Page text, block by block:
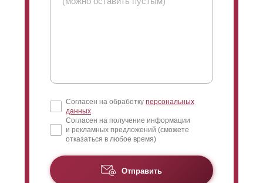
отрегулироватьпросматриваемость
забору, следует устанавливать
внахлест на
исключите обозрение верхнего этажа с улицы, даже
если прохожий наклонится достаточно низко
При длине секции более 1,5 метров с задней
стороны крепят усилители, чтобы
избежать
прогибания ламелей. Усилители крепят к
полкеламели
, которая обращена к изнаночной
Согласен на обработку персональных
данных
Согласен на получение информации
и рекламных предложений (сможете
отказаться в любое время)
Отправить